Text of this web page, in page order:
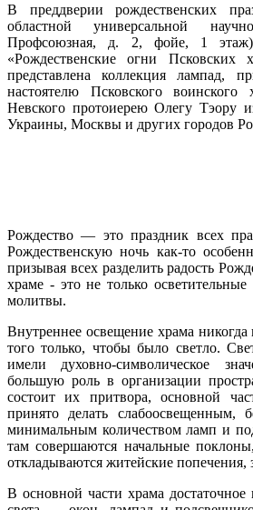
В преддверии рождественских
областной универсальной
Профсоюзная, д. 2, фойе, 1 этаж)
«Рождественские огни Псковских
представлена коллекция лампад,
настоятелю Псковского воинского
Невского протоиерею Олегу Тэору
Украины, Москвы и других городов
Рождество — это праздник всех
Рождественскую ночь как-то
призывая всех разделить радость
храме - это не только
молитвы.
Внутреннее освещение храма никогда
того только, чтобы было светло.
имели духовно-символическое
большую роль в организации
состоит их притвора, основной
принято делать
минимальным количеством ламп и
там совершаются начальные
откладываются житейские попечения,
В основной части храма достаточное